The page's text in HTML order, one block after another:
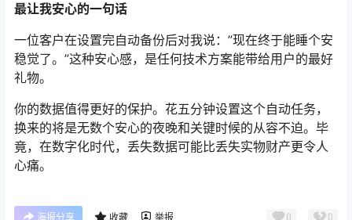
最让我安心的一句话
一位客户在设置完自动备份后对我说：”现在终于能睡个安
稳觉了。”这种安心感，是任何技术方案能带给用户的最好
礼物。
你的数据值得更好的保护。花五分钟设置这个自动任务，
换来的将是无数个安心的夜晚和关键时候的从容不迫。毕
竟，在数字化时代，丢失数据可能比丢失实物财产更令人
心痛。
海报分享 收藏 举报 0 0